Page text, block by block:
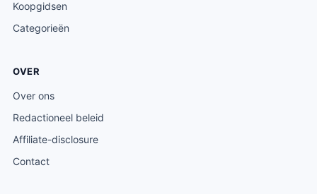
Koopgidsen
Categorieën
OVER
Over ons
Redactioneel beleid
Affiliate-disclosure
Contact